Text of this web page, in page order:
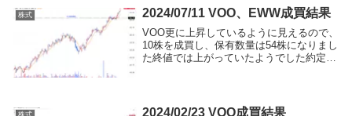
株式 2024/07/11 VOO、EWW成買結果
VOO更に上昇しているように見えるので、
10株を成買し、保有数量は54株になりまし
た終値では上がっていたようでした約定後
株式 2024/02/23 VOO成買結果